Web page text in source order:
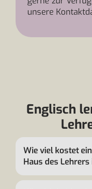
unsere
Englisch
Wie viel kostet
Haus des